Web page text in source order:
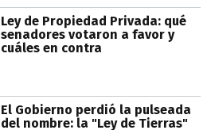
Ley de Propiedad Privada: qué
senadores votaron a favor y
cuáles en contra
El Gobierno perdió la pulseada
del nombre: la "Ley de Tierras"